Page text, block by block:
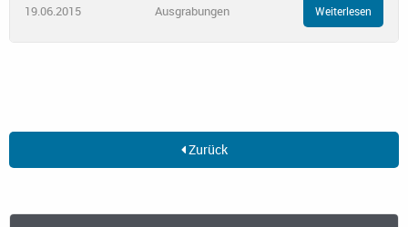
19.06.2015 Ausgrabungen Weiterlesen
Zurück